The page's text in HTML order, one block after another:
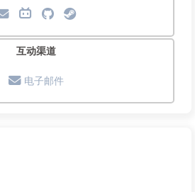
互动渠道
电子邮件